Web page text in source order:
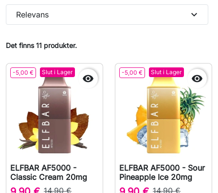
Det finns 11 produkter.
Relevans expand_more
-5,00 € Slut i Lager

ELFBAR AF5000 -
Classic Cream 20mg
14,90 €
-5,00 € Slut i Lager

ELFBAR AF5000 - Sour
Pineapple Ice 20mg
14,90 €